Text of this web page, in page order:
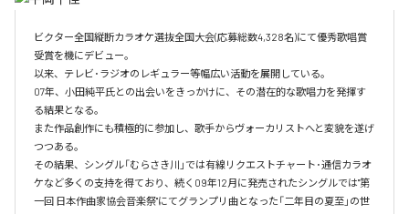
ビクター全国縦断カラオケ選抜全国大会(応募総数4,328名)にて優秀歌唱賞
受賞を機にデビュー。
以来、テレビ･ラジオのレギュラー等幅広い活動を展開している。
07年、小田純平氏との出会いをきっかけに、その潜在的な歌唱力を発揮す
る結果となる。
また作品創作にも積極的に参加し、歌手からヴォーカリストへと変貌を遂げ
つつある。
その結果、シングル「むらさき川」では有線リクエストチャート･通信カラオ
ケなど多くの支持を得ており、続く09年12月に発売されたシングルでは"第
一回 日本作曲家協会音楽祭"にてグランプリ曲となった「二年目の夏至」の世